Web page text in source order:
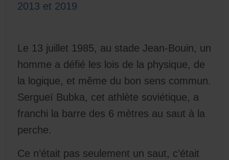
2013 et 2019
Le 13 juillet 1985, au stade Jean-Bouin, un
homme a défié les lois de la physique, de
la logique, et même du bon sens commun.
Sergueï Bubka, cet athlète soviétique, a
franchi la barre des 6 mètres au saut à la
perche.
Ce n’était pas seulement un saut, c’était